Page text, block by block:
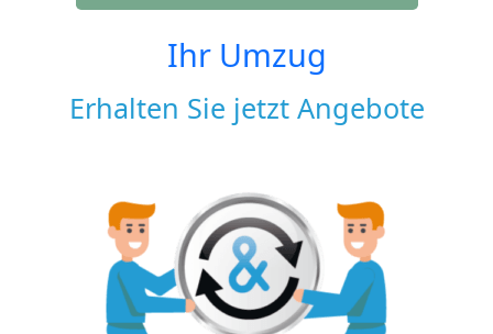
Ihr Umzug
Erhalten Sie jetzt Angebote